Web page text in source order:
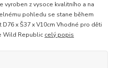
vyroben z vysoce kvalitního a na
pohledu se stane během
x Š37 x V10cm Vhodné pro děti
Wild Republic celý popis